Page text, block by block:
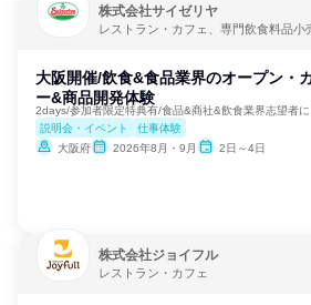
株式会社サイゼリヤ
レストラン・カフェ、専門飲食料品小
大阪開催/飲食&食品業界のオープン・
ー&商品開発体験
2days/参加者限定特典有/食品&商社&飲食業界志望者に
説明会・イベント
仕事体験
大阪府
2026年8月・9月 2日～4日
株式会社ジョイフル
レストラン・カフェ